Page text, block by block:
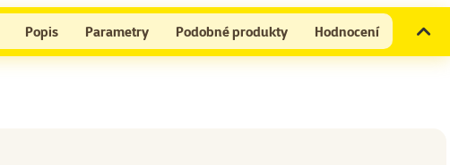
Popis Parametry Podobné produkty Hodnocení